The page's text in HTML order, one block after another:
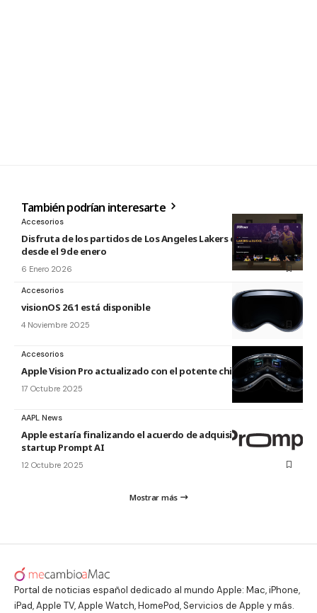
También podrían interesarte
Accesorios
Disfruta de los partidos de Los Angeles Lakers en Vision Pro
desde el 9 de enero
6 Enero 2026
Accesorios
visionOS 26.1 está disponible
4 Noviembre 2025
Accesorios
Apple Vision Pro actualizado con el potente chip M5
17 Octubre 2025
AAPL News
Apple estaría finalizando el acuerdo de adquisición de la
startup Prompt AI
12 Octubre 2025
Mostrar más
Portal de noticias español dedicado al mundo Apple: Mac, iPhone,
iPad, Apple TV, Apple Watch, HomePod, Servicios de Apple y más.